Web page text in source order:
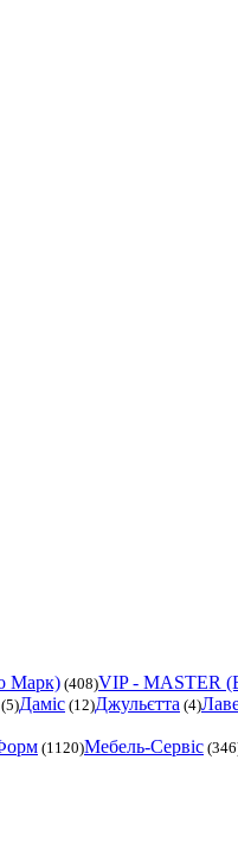
Марк)(408)VIP - MASTER
(5)Даміс (12)Джульєтта (4)
(1120)Мебель-Сервіс